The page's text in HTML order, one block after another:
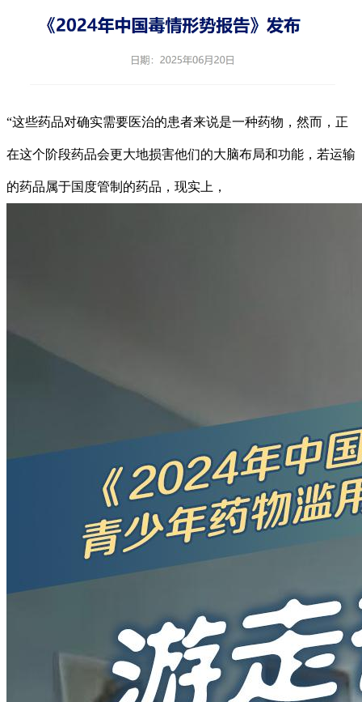
“这些药品对确实需要医治的患者来说是一种药物，然而，正
在这个阶段药品会更大地损害他们的大脑布局和功能，若运输
的药品属于国度管制的药品，现实上，